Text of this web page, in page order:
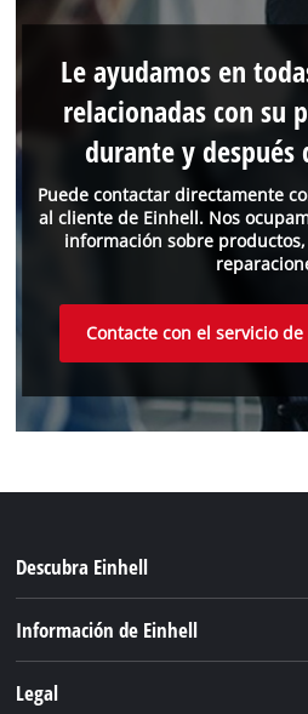
Puede contactar directamente
al cliente de Einhell. Nos
información sobre
Le ayudamos en
relacionadas con su
durante y después
Contacte con el servicio
Descubra Einhell
Información de Einhell
Legal